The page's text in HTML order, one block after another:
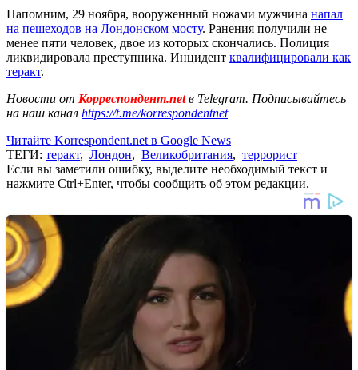
Напомним, 29 ноября, вооруженный ножами мужчина напал
на пешеходов на Лондонском мосту. Ранения получили не
менее пяти человек, двое из которых скончались. Полиция
ликвидировала преступника. Инцидент квалифицировали как
теракт.
Новости от Корреспондент.netв Telegram. Подписывайтесь
на наш канал https://t.me/korrespondentnet
Читайте Korrespondent.net в Google News
ТЕГИ: теракт, Лондон, Великобритания, террорист
Если вы заметили ошибку, выделите необходимый текст и
нажмите Ctrl+Enter, чтобы сообщить об этом редакции.